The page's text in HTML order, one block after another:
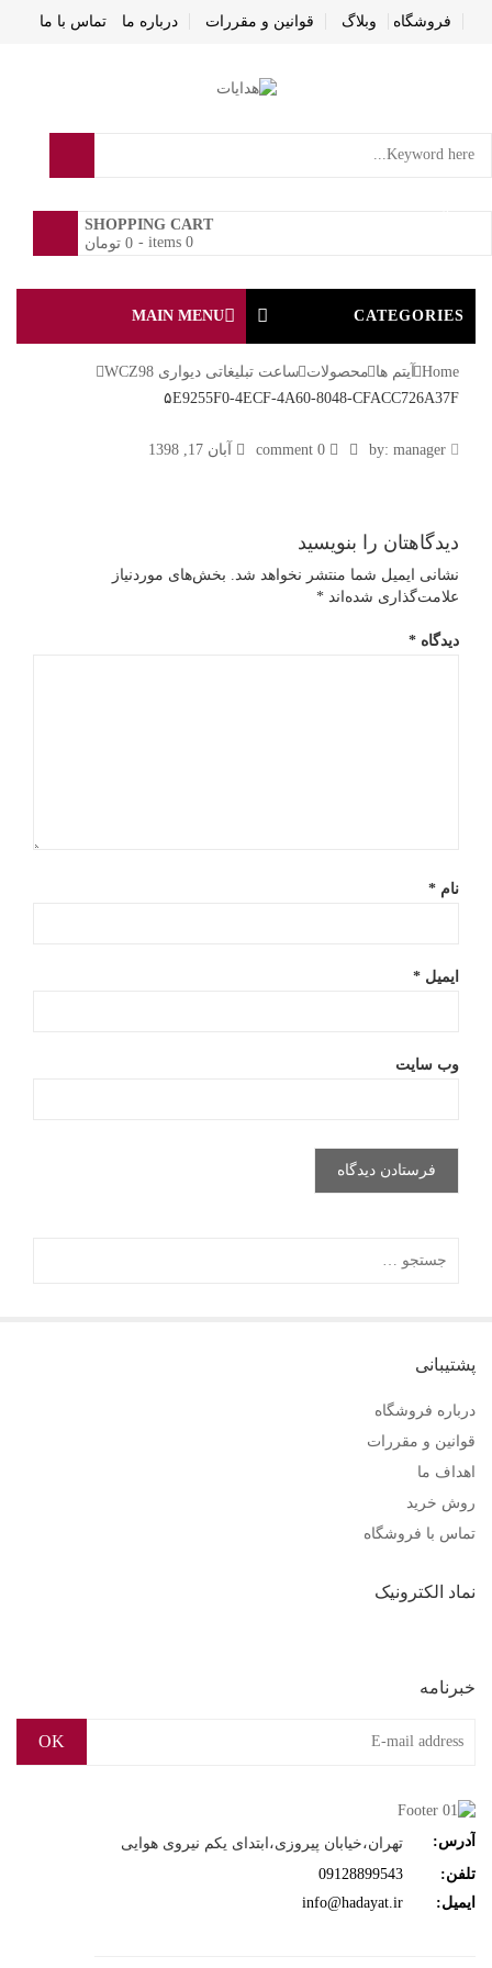
فروشگاه وبلاگ قوانین و مقررات درباره ما تماس با ما
SHOPPING CART
0 items
-
0 تومان
CATEGORIES
MAIN MENU
Home آیتم ها محصولات ساعت تبلیغاتی دیواری WCZ98
۵E9255F0-4ECF-4A60-8048-CFACC726A37F
۵E9255F0-
4A60-
8048-
CFACC726A37F
manager آبان 17, 1398
دیدگاهتان را بنویسید
نشانی ایمیل شما منتشر نخواهد شد.
بخش‌های موردنیاز
علامت‌گذاری شده‌اند *
دیدگاه *
نام *
ایمیل *
وب‌ سایت
پشتیبانی
درباره فروشگاه
قوانین و مقررات
اهداف ما
روش خرید
تماس با فروشگاه
نماد الکترونیک
خبرنامه
OK
آدرس:
تهران،خیابان پیروزی،ابتدای یکم نیروی هوایی
تلفن:
09128899543
ایمیل:
info@hadayat.ir